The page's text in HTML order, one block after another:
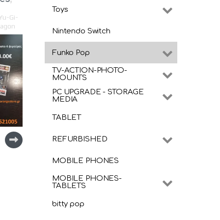
Gi-
–
Toys
Nintendo Switch
Funko Pop
TV-ACTION-PHOTO-
MOUNTS
PC UPGRADE - STORAGE
MEDIA
TABLET
REFURBISHED
MOBILE PHONES
MOBILE PHONES-
TABLETS
bitty pop